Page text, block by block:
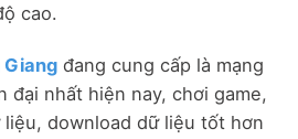
cao.
Giang đang cung cấp là mạng
đại nhất hiện nay, chơi game,
download dữ liệu tốt hơn